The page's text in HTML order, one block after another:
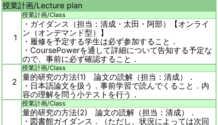
授業計画/Lecture plan
1
授業計画/Class
・ガイダンス（担当：清成・太田・阿部）【オンライ
ン（オンデマンド型）】
・履修を予定する学生は必ず参加すること．
・CoursePowerを通して詳細について告知する予定な
ので、事前に必ず確認すること．
2
授業計画/Class
量的研究の方法(1) 論文の読解（担当：清成）．
・日本語論文を扱う．事前学習で読んでくること．内
容の理解を問う小テストを行う．
授業計画/Class
量的研究の方法(2) 論文の読解（担当：清成）．
・図書館ガイダンス．（ただし、状況によっては次回